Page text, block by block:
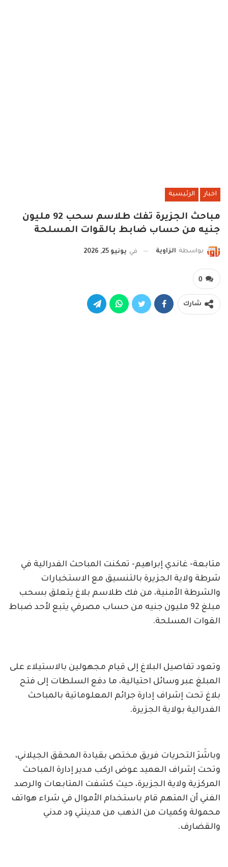
اخبار الرئيسية
مباحث الجزيرة تفك طلاسم سحب 92 مليون
جنيه من حساب ضابط بالقوات المسلحة
بواسطة الزاوية في يونيو 25, 2026
0
شارك
متابعة- غاندي إبراهيم- تمكنت المباحث الفدرالية في
شرطة ولاية الجزيرة بالتنسيق مع الاستخبارات
والشرطة الأمنية، من فك طلاسم بلاغ يتعلق بسحب
مبلغ 92 مليون جنيه من حساب مصرفي يتبع لأحد ضباط
القوات المسلحة.
وتعود تفاصيل البلاغ إلى قيام مجهولين بالاستيلاء على
المبلغ عبر وسائل احتيالية، ما دفع السلطات إلى فتح
بلاغ تحت إشراف إدارة جرائم المعلوماتية بالمباحث
الفدرالية بولاية الجزيرة.
وباشَرَ التحريات فريق مختص بقيادة المحقق الجيلاني،
وتحت إشراف العميد عوض اركب مدير إدارة المباحث
المركزية ولاية الجزيرة، حيث كشفت المتابعات والرصد
الفني أن المتهم قام باستخدام الأموال في شراء هواتف
محمولة وكميات من الذهب من مدينتي ود مدني
والقضارف.